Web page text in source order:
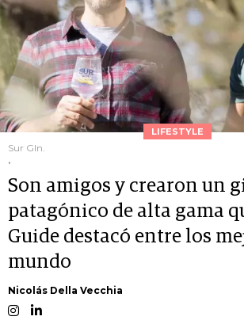
LIFESTYLE
Sur GIn.
.
Son amigos y crearon un
patagónico de alta gama
Guide destacó entre los
mundo
Nicolás Della Vecchia